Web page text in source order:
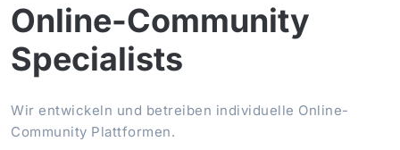
Online-Community
Specialists
Wir entwickeln und betreiben individuelle Online-
Community Plattformen.